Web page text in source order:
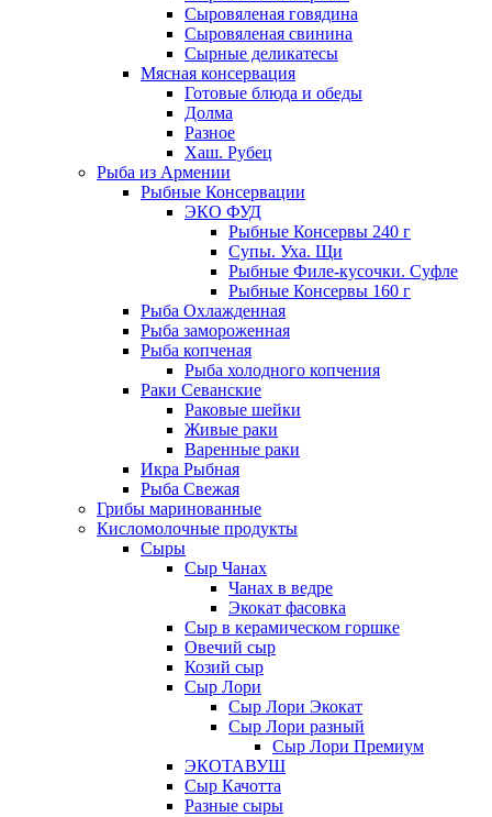
Сыровяленая говядина
Сыровяленая свинина
Сырные деликатесы
Мясная консервация
Готовые блюда и обеды
Долма
Разное
Хаш. Рубец
Рыба из Армении
Рыбные Консервации
ЭКО ФУД
Рыбные Консервы 240 г
Супы. Уха. Щи
Рыбные Филе-кусочки. Суфле
Рыбные Консервы 160 г
Рыба Охлажденная
Рыба замороженная
Рыба копченая
Рыба холодного копчения
Раки Севанские
Раковые шейки
Живые раки
Варенные раки
Икра Рыбная
Рыба Свежая
Грибы маринованные
Кисломолочные продукты
Сыры
Сыр Чанах
Чанах в ведре
Экокат фасовка
Сыр в керамическом горшке
Овечий сыр
Козий сыр
Сыр Лори
Сыр Лори Экокат
Сыр Лори разный
Сыр Лори Премиум
ЭКОТАВУШ
Сыр Качотта
Разные сыры